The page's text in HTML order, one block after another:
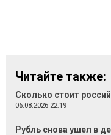
Читайте также:
Сколько стоит
06.08.2026 22:19
Рубль снова ушел в